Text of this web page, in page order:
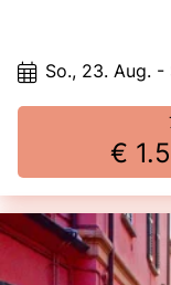
Höhepunkte und
CancaleBezauberndes
So., 23. Aug. -
€